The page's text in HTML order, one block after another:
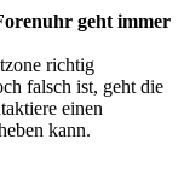
geht immer
richtig
falsch ist, geht die
einen
kann.